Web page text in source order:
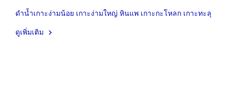
ดำน้ำเกาะง่ามน้อย เกาะง่ามใหญ่ หินแพ เกาะกะโหลก เกาะทะลุ
ดูเพิ่มเติม